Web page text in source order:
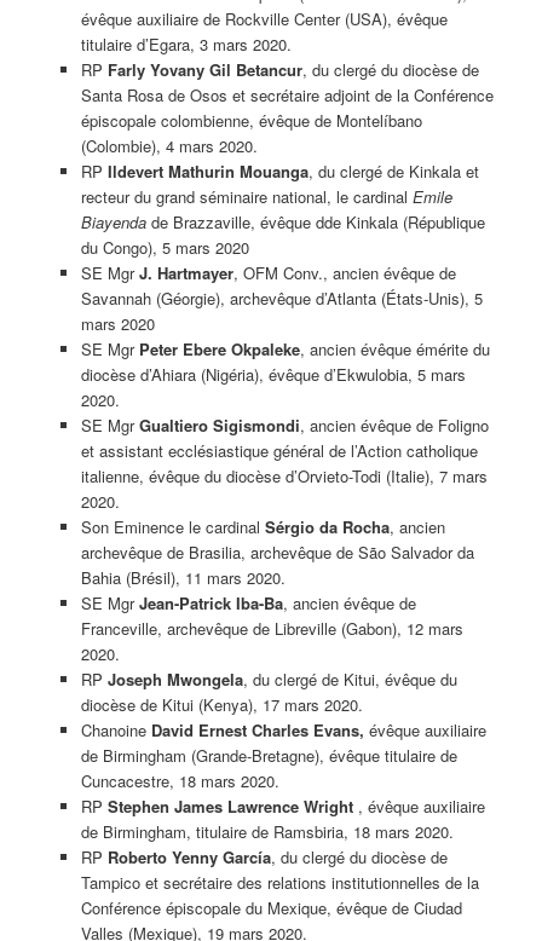
évêque auxiliaire de Rockville Center (USA), évêque
titulaire d’Egara, 3 mars 2020.
RP Farly Yovany Gil Betancur, du clergé du diocèse de
Santa Rosa de Osos et secrétaire adjoint de la Conférence
épiscopale colombienne, évêque de Montelíbano
(Colombie), 4 mars 2020.
RP Ildevert Mathurin Mouanga, du clergé de Kinkala et
recteur du grand séminaire national, le cardinal Emile
Biayendade Brazzaville, évêque dde Kinkala (République
du Congo), 5 mars 2020
SE MgrJ. Hartmayer, OFM Conv., ancien évêque de
Savannah (Géorgie), archevêque d’Atlanta (États-Unis), 5
mars 2020
SE Mgr Peter Ebere Okpaleke, ancien évêque émérite du
diocèse d’Ahiara (Nigéria), évêque d’Ekwulobia, 5 mars
2020.
SE MgrGualtiero Sigismondi, ancien évêque de Foligno
et assistant ecclésiastique général de l’Action catholique
italienne, évêque du diocèse d’Orvieto-Todi (Italie), 7 mars
2020.
Son Eminence le cardinal Sérgio da Rocha, ancien
archevêque de Brasilia, archevêque de São Salvador da
Bahia (Brésil), 11 mars 2020.
SE MgrJean-Patrick Iba-Ba, ancien évêque de
Franceville, archevêque de Libreville (Gabon), 12 mars
2020.
RP Joseph Mwongela, du clergé de Kitui, évêque du
diocèse de Kitui (Kenya), 17 mars 2020.
Chanoine David Ernest Charles Evans, évêque auxiliaire
de Birmingham (Grande-Bretagne), évêque titulaire de
Cuncacestre, 18 mars 2020.
RP Stephen James Lawrence Wright, évêque auxiliaire
de Birmingham, titulaire de Ramsbiria, 18 mars 2020.
RP Roberto Yenny García, du clergé du diocèse de
Tampico et secrétaire des relations institutionnelles de la
Conférence épiscopale du Mexique, évêque de Ciudad
Valles (Mexique), 19 mars 2020.